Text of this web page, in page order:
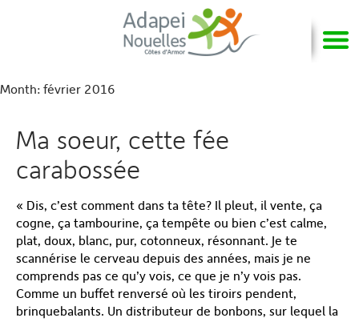
Month: février 2016
Ma soeur, cette fée
carabossée
« Dis, c’est comment dans ta tête? Il pleut, il vente, ça
cogne, ça tambourine, ça tempête ou bien c’est calme,
plat, doux, blanc, pur, cotonneux, résonnant. Je te
scannérise le cerveau depuis des années, mais je ne
comprends pas ce qu’y vois, ce que je n’y vois pas.
Comme un buffet renversé où les tiroirs pendent,
brinquebalants. Un distributeur de bonbons, sur lequel la